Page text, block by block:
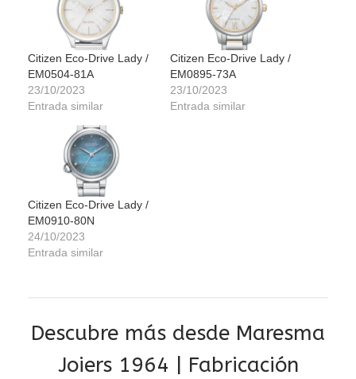
Citizen Eco-Drive Lady /
EM0504-81A
23/10/2023
Entrada similar
Citizen Eco-Drive Lady /
EM0895-73A
23/10/2023
Entrada similar
Citizen Eco-Drive Lady /
EM0910-80N
24/10/2023
Entrada similar
Descubre más desde Maresma
Joiers 1964 | Fabricación